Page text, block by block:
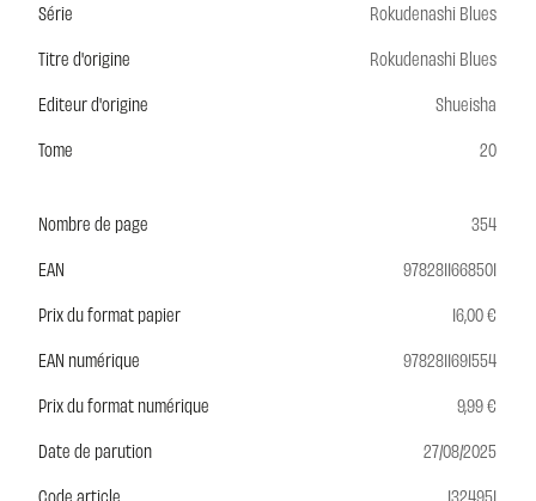
Série
Rokudenashi Blues
Titre d'origine
Rokudenashi Blues
Editeur d'origine
Shueisha
Tome
20
Nombre de page
354
EAN
9782811668501
Prix du format papier
16,00 €
EAN numérique
9782811691554
Prix du format numérique
9,99 €
Date de parution
27/08/2025
Code article
1324951